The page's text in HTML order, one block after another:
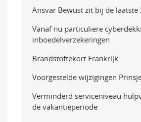
Ansvar Bewust zit bij de laatste
Vanaf nu particuliere
inboedelverzekeringen
Brandstoftekort Frankrijk
Voorgestelde wijzigingen
Verminderd serviceniveau
de vakantieperiode